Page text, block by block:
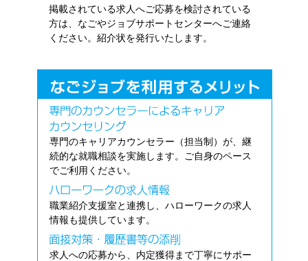
掲載されている求人へご応募を検討されている
方は、なごやジョブサポートセンターへご連絡
ください。紹介状を発行いたします。
専門のキャリアカウンセラー（担当制）が、継
続的な就職相談を実施します。ご自身のペース
でご利用ください。
職業紹介支援室と連携し、ハローワークの求人
情報も提供しています。
求人への応募から、内定獲得まで丁寧にサポー